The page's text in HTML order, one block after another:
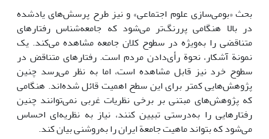
بحث «بومی‌سازی علوم اجتماعی» و نیز طرح پرسش‌های یادشده
در بالا هنگامی پررنگ‌تر می‌شود که جامعه‌شناس رفتارهای
متناقضی را به‌ویژه در سطوح کلان جامعه مشاهده می‌کند. یک
نمونة آشکار، نحوة رأی‌دادن مردم است. رفتارهای متناقض در
سطوح خرد نیز قابل مشاهده است، اما به نظر می‌رسد چنین
پژوهش‌هایی کمتر برای این سطح اهمیت قائل شده‌اند. هنگامی
که پژوهش‌های مبتنی بر برخی نظریات غربی نمی‌توانند چنین
رفتارهایی را به‌درستی تبیین کنند، نیاز به نظریه‌ای احساس
می‌شود که بتواند ماهیت جامعة ایران را به‌روشنی بیان کند.